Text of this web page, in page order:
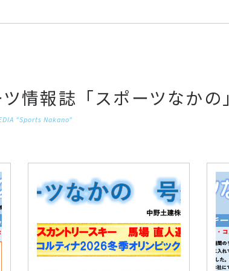
情報誌「スポーツなかの」
"Sports Nakano"